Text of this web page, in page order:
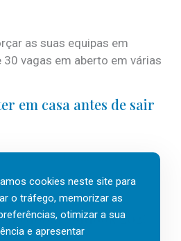
as suas equipas em
vagas em aberto em várias
em casa antes de sair
as férias, os fins-de-
que a casa fica mais
Global Outlook 2026
cookies neste site para
o tráfego, memorizar as
otimizar a sua
e apresentar